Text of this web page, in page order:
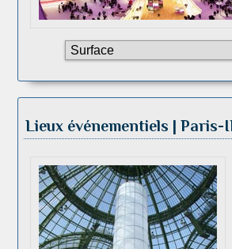
Lieux événementiels | Paris-